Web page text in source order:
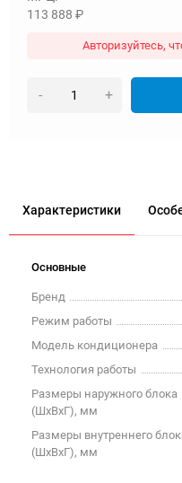
113 888 ₽
Авторизуйтесь,
- +
Характеристики
Основные
Бренд
Режим работы
Модель кондиционера
Технология работы
Размеры наружного блока
(ШxВxГ), мм
Размеры внутреннего
(ШxВxГ), мм